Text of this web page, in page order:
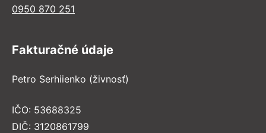
0950 870 251
Fakturačné údaje
Petro Serhiienko (živnosť)
IČO: 53688325
DIČ: 3120861799